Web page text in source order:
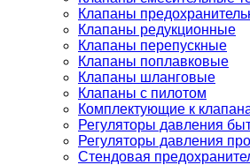
Клапаны
Клапаны редукционные
Клапаны перепускные
Клапаны поплавковые
Клапаны шланговые
Клапаны с пилотом
Комплектующие к
Регуляторы давления
Регуляторы давления
Стендовая